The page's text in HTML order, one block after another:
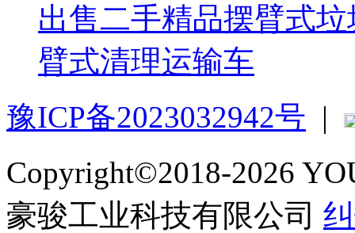
出售二手精品摆臂式
臂式清理运输车
豫ICP备2023032942号 |
Copyright©2018-2026
豪骏工业科技有限公司